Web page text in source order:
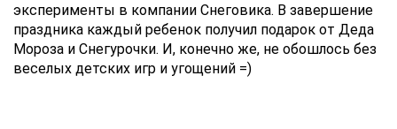
эксперименты в компании Снеговика. В завершение
праздника каждый ребенок получил подарок от Деда
Мороза и Снегурочки. И, конечно же, не обошлось без
веселых детских игр и угощений =)